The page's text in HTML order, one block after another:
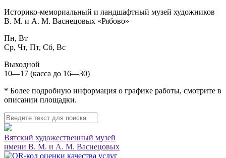
Историко-мемориальный и ландшафтный музей художников
В. М. и А. М. Васнецовых «Рябово»
Пн, Вт
Ср, Чт, Пт, Сб, Вс
Выходной
10—17 (касса до 16—30)
* Более подробную информация о графике работы, смотрите в
описании площадки.
Вятский художественный музей
имени В. М. и А. М. Васнецовых